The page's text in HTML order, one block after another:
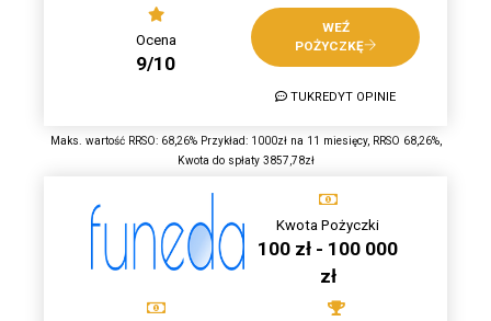
Ocena
9/10
WEŹ
POŻYCZKĘ
TUKREDYT OPINIE
Maks. wartość RRSO: 68,26% Przykład: 1000zł na 11 miesięcy, RRSO 68,26%,
Kwota do spłaty 3857,78zł
Kwota Pożyczki
100 zł - 100 000
zł